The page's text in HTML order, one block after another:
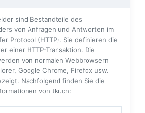
sind Bestandteile des
von Anfragen und Antworten im
Protocol (HTTP). Sie definieren die
einer HTTP-Transaktion. Die
von normalen Webbrowsern
Google Chrome, Firefox usw.
Nachfolgend finden Sie die
von tkr.cn: